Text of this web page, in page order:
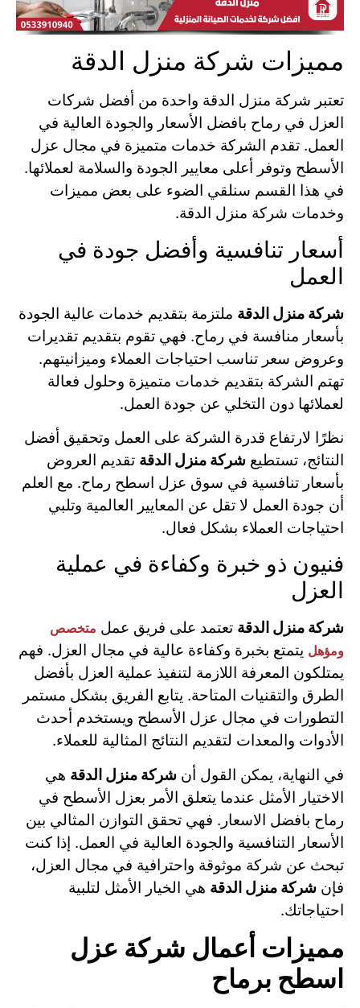
مميزات شركة منزل الدقة
تعتبر شركة منزل الدقة واحدة من أفضل شركات
العزل في رماح بافضل الأسعار والجودة العالية في
العمل. تقدم الشركة خدمات متميزة في مجال عزل
الأسطح وتوفر أعلى معايير الجودة والسلامة لعملائها.
في هذا القسم سنلقي الضوء على بعض مميزات
وخدمات شركة منزل الدقة.
أسعار تنافسية وأفضل جودة في
العمل
شركة منزل الدقة ملتزمة بتقديم خدمات عالية الجودة
بأسعار منافسة في رماح. فهي تقوم بتقديم تقديرات
وعروض سعر تناسب احتياجات العملاء وميزانيتهم.
تهتم الشركة بتقديم خدمات متميزة وحلول فعالة
لعملائها دون التخلي عن جودة العمل.
نظرًا لارتفاع قدرة الشركة على العمل وتحقيق أفضل
النتائج، تستطيع شركة منزل الدقة تقديم العروض
بأسعار تنافسية في سوق عزل اسطح رماح. مع العلم
أن جودة العمل لا تقل عن المعايير العالمية وتلبي
احتياجات العملاء بشكل فعال.
فنيون ذو خبرة وكفاءة في عملية
العزل
شركة منزل الدقة تعتمد على فريق عمل متخصص
ومؤهل يتمتع بخبرة وكفاءة عالية في مجال العزل. فهم
يمتلكون المعرفة اللازمة لتنفيذ عملية العزل بأفضل
الطرق والتقنيات المتاحة. يتابع الفريق بشكل مستمر
التطورات في مجال عزل الأسطح ويستخدم أحدث
الأدوات والمعدات لتقديم النتائج المثالية للعملاء.
في النهاية، يمكن القول أن شركة منزل الدقة هي
الاختيار الأمثل عندما يتعلق الأمر بعزل الأسطح في
رماح بافضل الاسعار. فهي تحقق التوازن المثالي بين
الأسعار التنافسية والجودة العالية في العمل. إذا كنت
تبحث عن شركة موثوقة واحترافية في مجال العزل،
فإن شركة منزل الدقة هي الخيار الأمثل لتلبية
احتياجاتك.
مميزات أعمال شركة عزل
اسطح برماح